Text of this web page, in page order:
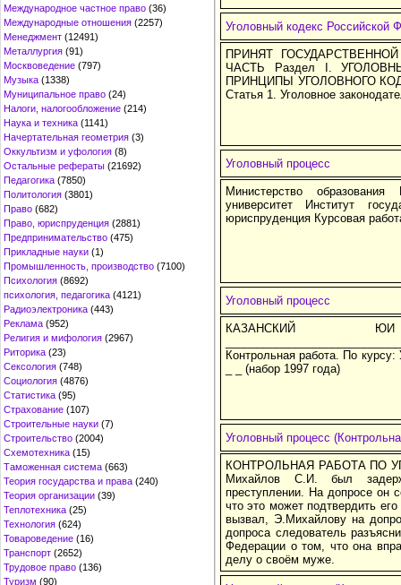
Международное частное право (36)
Международные отношения (2257)
Менеджмент (12491)
Металлургия (91)
Москвоведение (797)
Музыка (1338)
Муниципальное право (24)
Налоги, налогообложение (214)
Наука и техника (1141)
Начертательная геометрия (3)
Оккультизм и уфология (8)
Остальные рефераты (21692)
Педагогика (7850)
Политология (3801)
Право (682)
Право, юриспруденция (2881)
Предпринимательство (475)
Прикладные науки (1)
Промышленность, производство (7100)
Психология (8692)
психология, педагогика (4121)
Радиоэлектроника (443)
Реклама (952)
Религия и мифология (2967)
Риторика (23)
Сексология (748)
Социология (4876)
Статистика (95)
Страхование (107)
Строительные науки (7)
Строительство (2004)
Схемотехника (15)
Таможенная система (663)
Теория государства и права (240)
Теория организации (39)
Теплотехника (25)
Технология (624)
Товароведение (16)
Транспорт (2652)
Трудовое право (136)
Туризм (90)
Уголовный кодекс Российской
ПРИНЯТ
ЧАСТЬ Раздел I.
ПРИНЦИПЫ УГОЛОВНОГО
Статья 1. Уголовное
Уголовный процесс
Министерство
университет Институт
юриспруденция Курсовая
Уголовный процесс
Контрольная работа. По
_ _ (набор 1997 года)
Уголовный процесс
КОНТРОЛЬНАЯ РАБОТА ПО
Михайлов С.И. был
преступлении. На допросе он
что это может подтвердить
вызвал, Э.Михайлову на
допроса следователь
Федерации о том, что она
делу о своём муже.